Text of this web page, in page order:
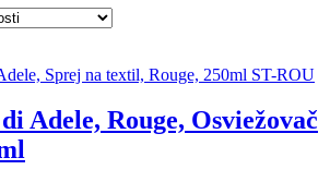
Adele, Rouge, Osviežovač